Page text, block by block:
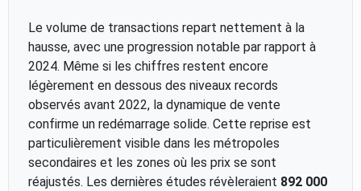
Le volume de transactions repart nettement à la
hausse, avec une progression notable par rapport à
2024. Même si les chiffres restent encore
légèrement en dessous des niveaux records
observés avant 2022, la dynamique de vente
confirme un redémarrage solide. Cette reprise est
particulièrement visible dans les métropoles
secondaires et les zones où les prix se sont
réajustés. Les dernières études révèleraient 892 000